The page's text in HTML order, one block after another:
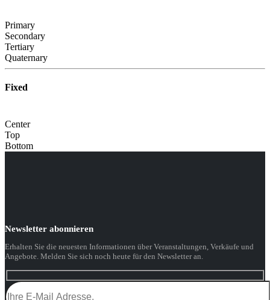
Primary
Secondary
Tertiary
Quaternary
Fixed
Center
Top
Bottom
Newsletter abonnieren
Erhalten Sie die neuesten Informationen über Veranstaltungen, Verkäufe und
Angebote. Melden Sie sich noch heute für den Newsletter an.